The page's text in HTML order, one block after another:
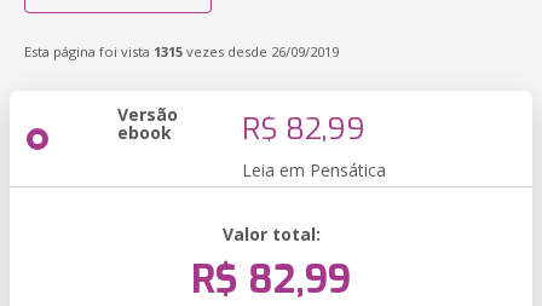
Esta página foi vista 1315 vezes desde 26/09/2019
Versão
ebook R$ 82,99
Leia em Pensática
Valor total:
R$ 82,99